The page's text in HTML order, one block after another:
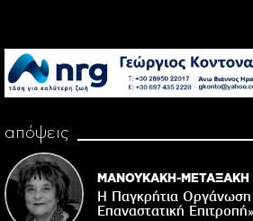
απόψεις
ΜΑΝΟΥΚΑΚΗ-ΜΕΤΑΞΑΚΗ
Η Παγκρήτια Οργάνωση
Επαναστατική Eπιτροπή»